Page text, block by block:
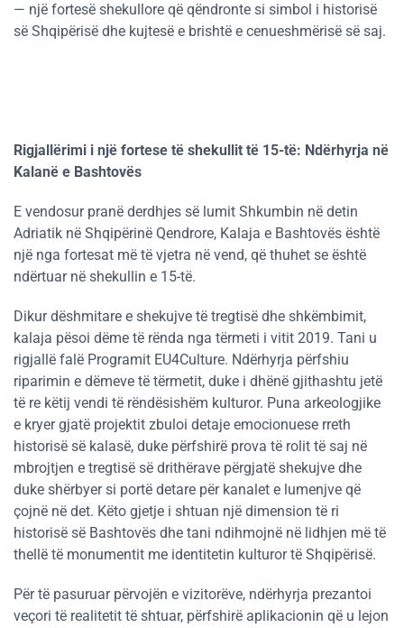
— një fortesë shekullore që qëndronte si simbol i historisë
së Shqipërisë dhe kujtesë e brishtë e cenueshmërisë së saj.
Rigjallërimi i një fortese të shekullit të 15-të: Ndërhyrja në
Kalanë e Bashtovës
E vendosur pranë derdhjes së lumit Shkumbin në detin
Adriatik në Shqipërinë Qendrore, Kalaja e Bashtovës është
një nga fortesat më të vjetra në vend, që thuhet se është
ndërtuar në shekullin e 15-të.
Dikur dëshmitare e shekujve të tregtisë dhe shkëmbimit,
kalaja pësoi dëme të rënda nga tërmeti i vitit 2019. Tani u
rigjallë falë Programit EU4Culture. Ndërhyrja përfshiu
riparimin e dëmeve të tërmetit, duke i dhënë gjithashtu jetë
të re këtij vendi të rëndësishëm kulturor. Puna arkeologjike
e kryer gjatë projektit zbuloi detaje emocionuese rreth
historisë së kalasë, duke përfshirë prova të rolit të saj në
mbrojtjen e tregtisë së drithërave përgjatë shekujve dhe
duke shërbyer si portë detare për kanalet e lumenjve që
çojnë në det. Këto gjetje i shtuan një dimension të ri
historisë së Bashtovës dhe tani ndihmojnë në lidhjen më të
thellë të monumentit me identitetin kulturor të Shqipërisë.
Për të pasuruar përvojën e vizitorëve, ndërhyrja prezantoi
veçori të realitetit të shtuar, përfshirë aplikacionin që u lejon